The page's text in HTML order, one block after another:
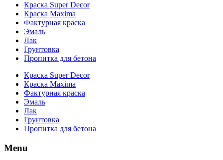
Краска Super Decor
Краска Maxima
Фактурная краска
Эмаль
Лак
Грунтовка
Пропитка для бетона
Краска Super Decor
Краска Maxima
Фактурная краска
Эмаль
Лак
Грунтовка
Пропитка для бетона
Menu